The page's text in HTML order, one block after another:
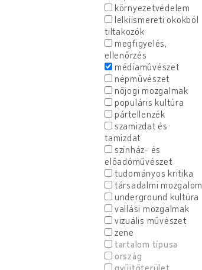
környezetvédelem
lelkiismereti okokból
tiltakozók
megfigyelés,
ellenőrzés
médiamûvészet
népművészet
nőjogi mozgalmak
populáris kultúra
pártellenzék
szamizdat és
tamizdat
színház- és
előadóművészet
tudományos kritika
társadalmi mozgalom
underground kultúra
vallási mozgalmak
vizuális művészet
zene
tartalom típusa
ország
gyűjtőterület